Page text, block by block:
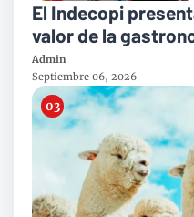
El Indecopi
valor de la
peruana
Admin
Septiembre 06, 2026